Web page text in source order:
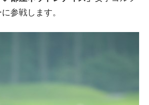
参戦します。